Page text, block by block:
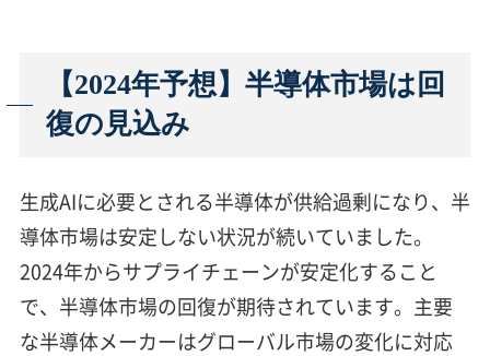
【2024年予想】半導体市場は回
復の見込み
生成AIに必要とされる半導体が供給過剰になり、半
導体市場は安定しない状況が続いていました。
2024年からサプライチェーンが安定化すること
で、半導体市場の回復が期待されています。主要
な半導体メーカーはグローバル市場の変化に対応